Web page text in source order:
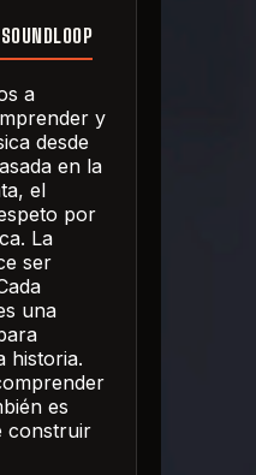
a
y
desde
en la
el
por
La
ser
una
historia.
es
construir